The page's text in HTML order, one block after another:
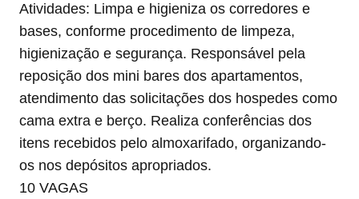
Atividades: Limpa e higieniza os corredores e
bases, conforme procedimento de limpeza,
higienização e segurança. Responsável pela
reposição dos mini bares dos apartamentos,
atendimento das solicitações dos hospedes como
cama extra e berço. Realiza conferências dos
itens recebidos pelo almoxarifado, organizando-
os nos depósitos apropriados.
10 VAGAS